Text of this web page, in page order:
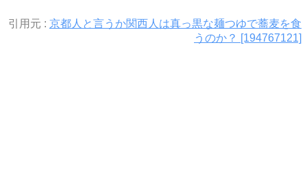
引用元 : 京都人と言うか関西人は真っ黒な麺つゆで蕎麦を食
うのか？ [194767121]